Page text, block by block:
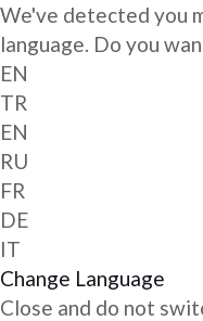
We've detected you
language. Do you
EN
TR
EN
RU
FR
DE
IT
Change Language
Close and do not